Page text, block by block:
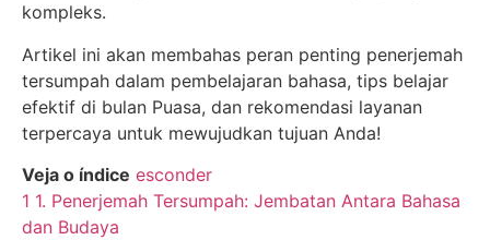
kompleks.
Artikel ini akan membahas peran penting penerjemah
tersumpah dalam pembelajaran bahasa, tips belajar
efektif di bulan Puasa, dan rekomendasi layanan
terpercaya untuk mewujudkan tujuan Anda!
Veja o índice esconder
1 1. Penerjemah Tersumpah: Jembatan Antara Bahasa
dan Budaya